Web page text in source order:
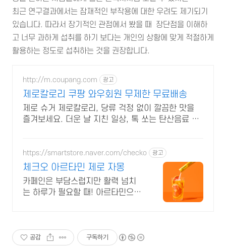
최근 연구결과에서는 잠재적인 부작용에 대한 우려도 제기되기
있습니다. 따라서 장기적인 관점에서 봤을 때 장단점을 이해하
고 너무 과하게 섭취를 하기 보다는 개인의 상황에 맞게 적절하게
활용하는 정도로 섭취하는 것을 권장합니다.
http://m.coupang.com 광고
제로칼로리 쿠팡 와우회원 무제한 무료배송
제로 슈거 제로칼로리, 당류 걱정 없이 깔끔한 맛을
즐겨보세요. 더운 날 지친 일상, 톡 쏘는 탄산음료 마
https://smartstore.naver.com/checko 광고
체크오 아르타민 제로 자몽
카페인은 부담스럽지만 활력 넘치
는 하루가 필요할 때! 아르타민으로
공감 구독하기